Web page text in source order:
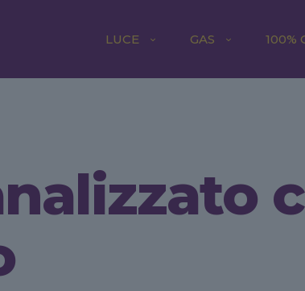
LUCE GAS 100%